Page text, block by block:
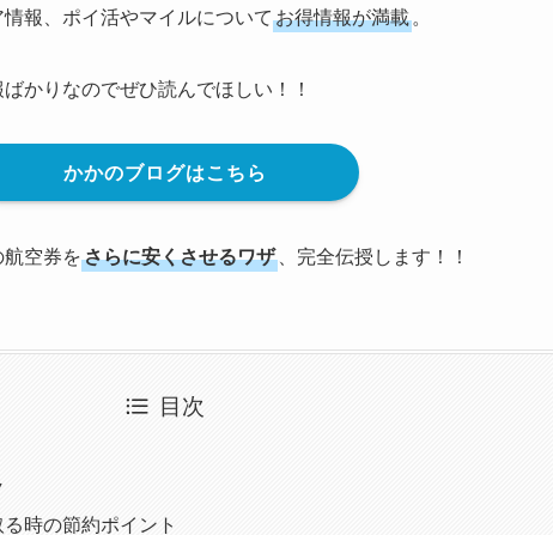
報、ポイ活やマイルについてお得情報が満載。
かりなのでぜひ読んでほしい！！
かかのブログはこちら
空券をさらに安くさせるワザ 、完全伝授します！！
目次
時の節約ポイント